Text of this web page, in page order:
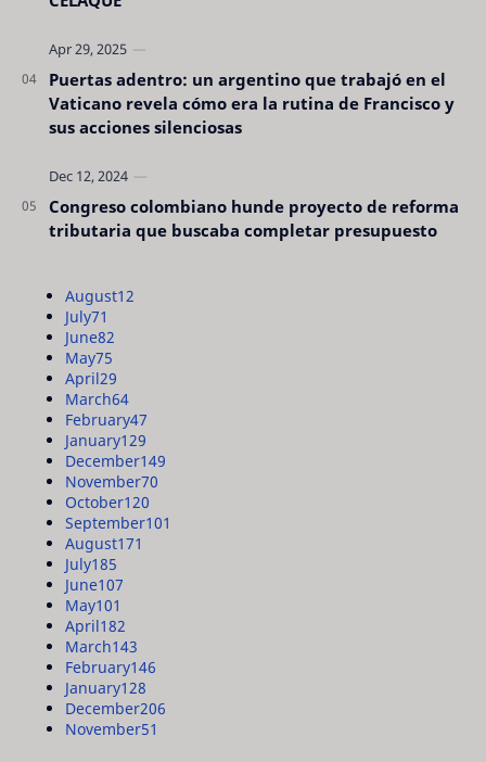
Puertas adentro: un argentino que trabajó en el
Vaticano revela cómo era la rutina de Francisco y
sus acciones silenciosas
Congreso colombiano hunde proyecto de reforma
tributaria que buscaba completar presupuesto
August12
July71
June82
May75
April29
March64
February47
January129
December149
November70
October120
September101
August171
July185
June107
May101
April182
March143
February146
January128
December206
November51